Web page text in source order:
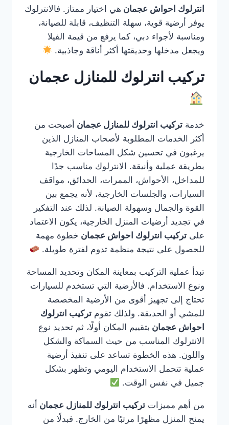
انترلوك احواش عجمان هي اختيار ممتاز. فالانترلوك
يوفر أرضية قوية، سهلة التنظيف، قابلة للصيانة،
ومناسبة لأجواء دبي، كما يرفع من قيمة الفيلا
ويجعل مدخلها وحديقتها أكثر أناقة وجاذبية.
تركيب انترلوك للمنازل عجمان
خدمة تركيب انترلوك للمنازل عجمان أصبحت من
أكثر الخدمات المطلوبة لأصحاب المنازل الذين
يرغبون في تحسين شكل المساحات الخارجية
بطريقة عملية وأنيقة. الانترلوك مناسب جدًا
للمداخل، الأحواش، الممرات، الحدائق، مواقف
السيارات، والجلسات الخارجية، لأنه يجمع بين
القوة والجمال وسهولة الصيانة. لذلك عند التفكير
في تجديد أرضيات المنزل الخارجية، يكون الاعتماد
على تركيب انترلوك احواش عجمان خطوة مهمة
للحصول على نتيجة منظمة تدوم لفترة طويلة.
تبدأ عملية التركيب بمعاينة المكان وتحديد المساحة
ونوع الاستخدام. فالأرضية التي تستخدم للسيارات
تحتاج إلى تجهيز أقوى من الأرضية المخصصة
للمشي أو الحديقة. ولذلك تقوم تركيب انترلوك
احواش عجمان بتقييم المكان أولًا، ثم تحديد نوع
الانترلوك المناسب من حيث السماكة والشكل
واللون. هذه الخطوة تساعد على تنفيذ أرضية
عملية تتحمل الاستخدام اليومي وتظهر بشكل
جميل في نفس الوقت.
من أهم مميزات تركيب انترلوك للمنازل عجمان أنه
يمنح المنزل مظهرًا مرتبًا من الخارج. فبدلًا من